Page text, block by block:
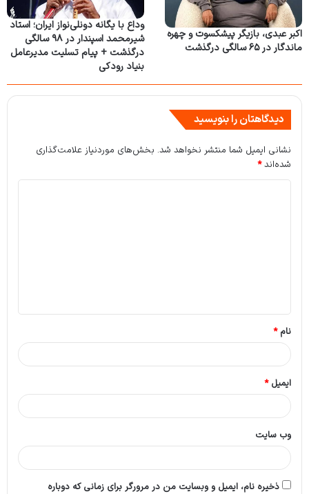
اکبر عبدی، بازیگر پیشکسوت و چهره
ماندگار در ۶۵ سالگی درگذشت
وداع با یگانه دونلی‌نواز ایران؛ استاد
شیرمحمد اسپندار در ۹۸ سالگی
درگذشت + پیام تسلیت مدیرعامل
بنیاد رودکی
دیدگاهتان را بنویسید
نشانی ایمیل شما منتشر نخواهد شد. بخش‌های موردنیاز علامت‌گذاری
شده‌اند*
*
نام*
ایمیل*
وب‌ سایت
ذخیره نام، ایمیل و وبسایت من در مرورگر برای زمانی که دوباره